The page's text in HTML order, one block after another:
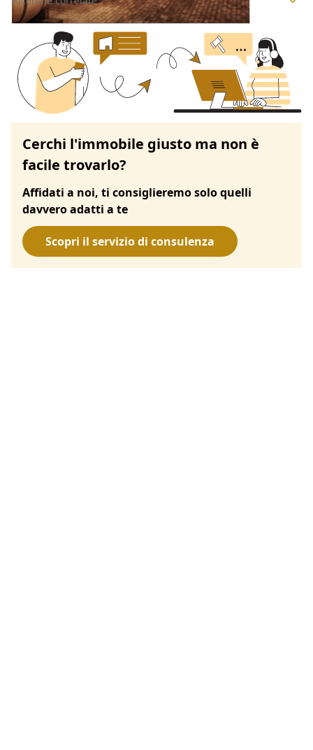
Cerchi l'immobile giusto ma non è
facile trovarlo?
Affidati a noi, ti consiglieremo solo quelli
davvero adatti a te
Scopri il servizio di consulenza